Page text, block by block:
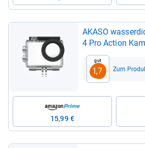
AKASO
4 Pro Action
Gut
1,7 Zum
15,99 €